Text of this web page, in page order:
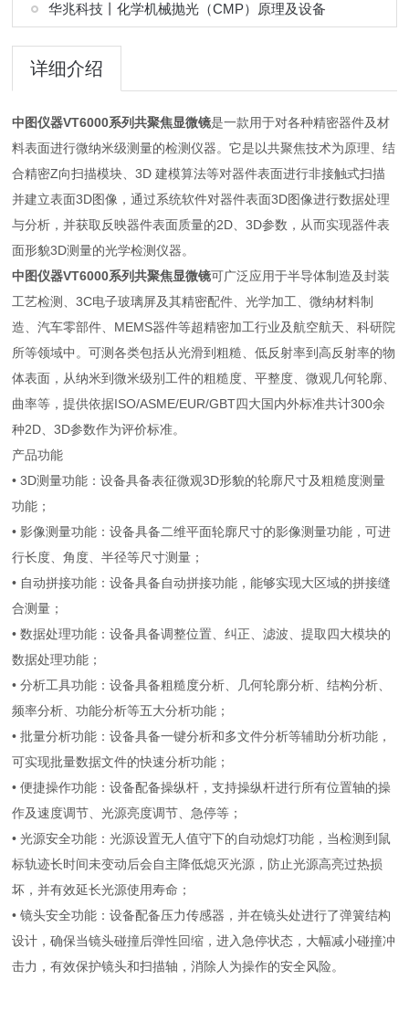
华兆科技丨化学机械抛光（CMP）原理及设备
详细介绍
中图仪器VT6000系列共聚焦显微镜是一款用于对各种精密器件及材
料表面进行微纳米级测量的检测仪器。它是以共聚焦技术为原理、结
合精密Z向扫描模块、3D 建模算法等对器件表面进行非接触式扫描
并建立表面3D图像，通过系统软件对器件表面3D图像进行数据处理
与分析，并获取反映器件表面质量的2D、3D参数，从而实现器件表
面形貌3D测量的光学检测仪器。
中图仪器VT6000系列共聚焦显微镜可广泛应用于半导体制造及封装
工艺检测、3C电子玻璃屏及其精密配件、光学加工、微纳材料制
造、汽车零部件、MEMS器件等超精密加工行业及航空航天、科研院
所等领域中。可测各类包括从光滑到粗糙、低反射率到高反射率的物
体表面，从纳米到微米级别工件的粗糙度、平整度、微观几何轮廓、
曲率等，提供依据ISO/ASME/EUR/GBT四大国内外标准共计300余
种2D、3D参数作为评价标准。
产品功能
• 3D测量功能：设备具备表征微观3D形貌的轮廓尺寸及粗糙度测量
功能；
• 影像测量功能：设备具备二维平面轮廓尺寸的影像测量功能，可进
行长度、角度、半径等尺寸测量；
• 自动拼接功能：设备具备自动拼接功能，能够实现大区域的拼接缝
合测量；
• 数据处理功能：设备具备调整位置、纠正、滤波、提取四大模块的
数据处理功能；
• 分析工具功能：设备具备粗糙度分析、几何轮廓分析、结构分析、
频率分析、功能分析等五大分析功能；
• 批量分析功能：设备具备一键分析和多文件分析等辅助分析功能，
可实现批量数据文件的快速分析功能；
• 便捷操作功能：设备配备操纵杆，支持操纵杆进行所有位置轴的操
作及速度调节、光源亮度调节、急停等；
• 光源安全功能：光源设置无人值守下的自动熄灯功能，当检测到鼠
标轨迹长时间未变动后会自主降低熄灭光源，防止光源高亮过热损
坏，并有效延长光源使用寿命；
• 镜头安全功能：设备配备压力传感器，并在镜头处进行了弹簧结构
设计，确保当镜头碰撞后弹性回缩，进入急停状态，大幅减小碰撞冲
击力，有效保护镜头和扫描轴，消除人为操作的安全风险。